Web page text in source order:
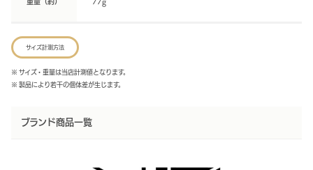
重量（約） 77g
サイズ計測方法
※ サイズ・重量は当店計測値となります。
※ 製品により若干の個体差が生じます。
ブランド商品一覧